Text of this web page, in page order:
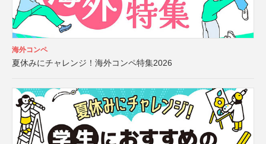
海外コンペ
夏休みにチャレンジ！海外コンペ特集2026